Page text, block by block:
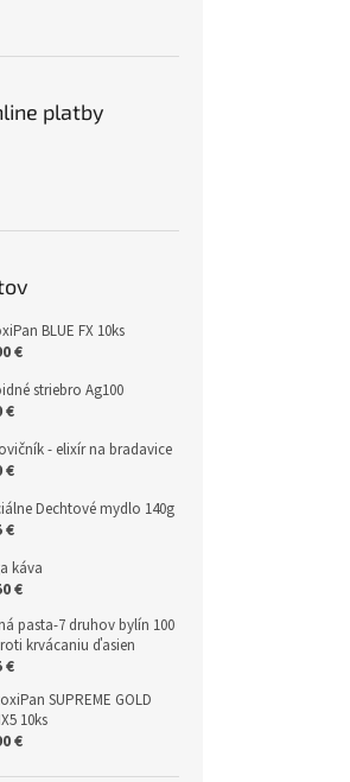
platby
BLUE FX 10ks
€
striebro Ag100
€
- elixír na bradavice
€
Dechtové mydlo 140g
€
káva
€
pasta-7 druhov bylín 100
krvácaniu ďasien
€
SUPREME GOLD
10ks
€